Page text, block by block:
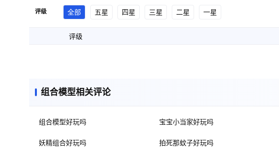
评级 全部 五星 四星 三星 二星 一星
评级
组合模型相关评论
组合模型好玩吗 宝宝小当家好玩吗
妖精组合好玩吗 拍死那蚊子好玩吗